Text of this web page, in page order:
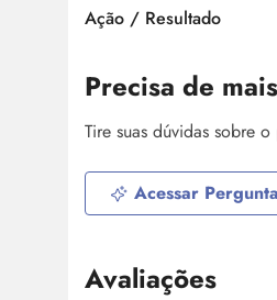
Ação / Resultado
Precisa de
Tire suas dúvidas sobre
Acessar
Avaliações